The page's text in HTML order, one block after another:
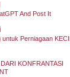
And Post It
Perniagaan KECIL
KONFRANTASI